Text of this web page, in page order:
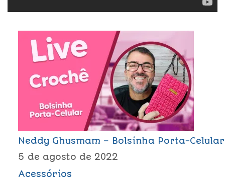
Neddy Ghusmam – Bolsinha Porta-Celular
5 de agosto de 2022
Acessórios